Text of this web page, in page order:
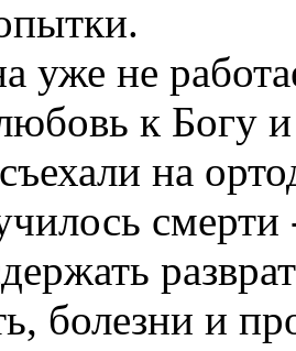
уже не
к Богу
на
болезни и